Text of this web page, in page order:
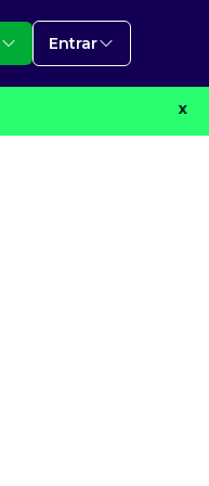
Entrar
X